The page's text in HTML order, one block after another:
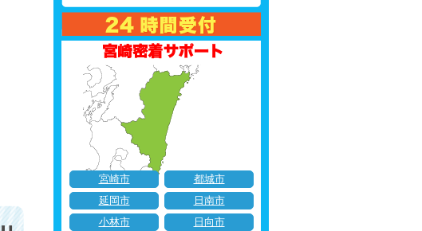
宮崎市
都城市
延岡市
日南市
小林市
日向市